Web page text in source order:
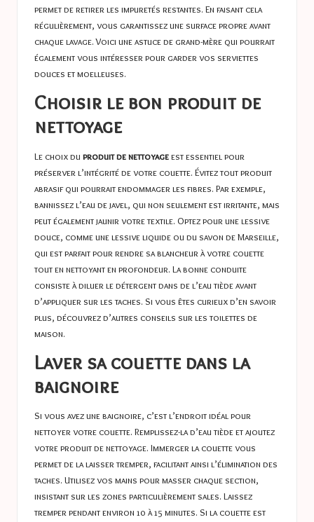
permet de retirer les impuretés restantes. En faisant cela
régulièrement, vous garantissez une surface propre avant
chaque lavage. Voici une astuce de grand-mère qui pourrait
également vous intéresser pour garder vos serviettes
douces et moelleuses.
Choisir le bon produit de
nettoyage
Le choix du produit de nettoyageest essentiel pour
préserver l’intégrité de votre couette. Évitez tout produit
abrasif qui pourrait endommager les fibres. Par exemple,
bannissez l’eau de javel, qui non seulement est irritante, mais
peut également jaunir votre textile. Optez pour une lessive
douce, comme une lessive liquide ou du savon de Marseille,
qui est parfait pour rendre sa blancheur à votre couette
tout en nettoyant en profondeur. La bonne conduite
consiste à diluer le détergent dans de l’eau tiède avant
d’appliquer sur les taches. Si vous êtes curieux d’en savoir
plus, découvrez d’autres conseils sur lestoilettes de
maison.
Laver sa couette dans la
baignoire
Si vous avez une baignoire, c’est l’endroit idéal pour
nettoyer votre couette. Remplissez-la d’eau tiède et ajoutez
votre produit de nettoyage. Immerger la couette vous
permet de la laisser tremper, facilitant ainsi l’élimination des
taches. Utilisez vos mains pour masser chaque section,
insistant sur les zones particulièrement sales. Laissez
tremper pendant environ 10 à 15 minutes. Si la couette est